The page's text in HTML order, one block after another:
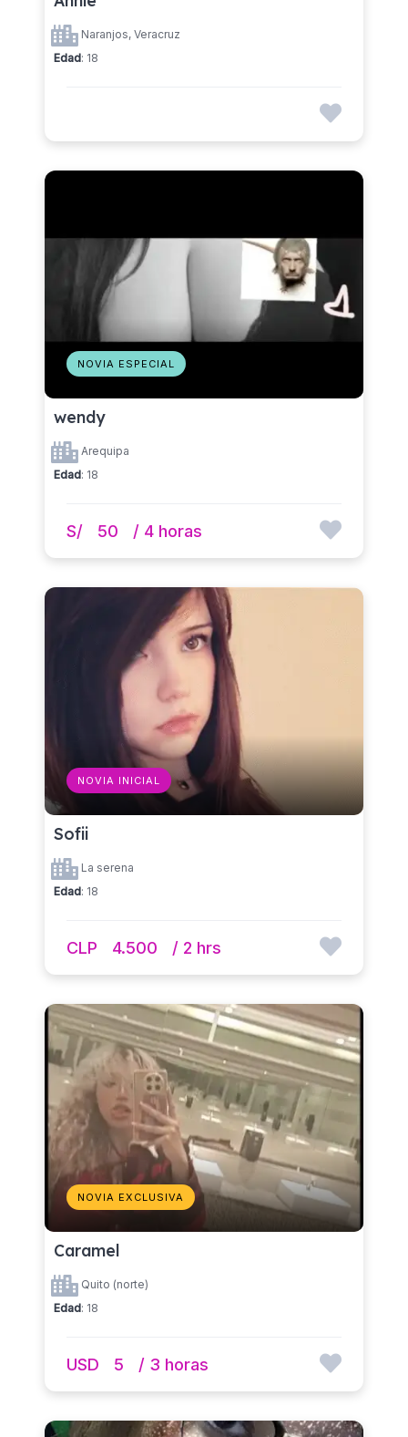
Naranjos, Veracruz
Edad: 18
NOVIA ESPECIAL
wendy
Arequipa
Edad: 18
S/ 50 / 4 horas
NOVIA INICIAL
Sofii
La serena
Edad: 18
CLP 4.500 / 2 hrs
NOVIA EXCLUSIVA
Caramel
Quito (norte)
Edad: 18
USD 5 / 3 horas